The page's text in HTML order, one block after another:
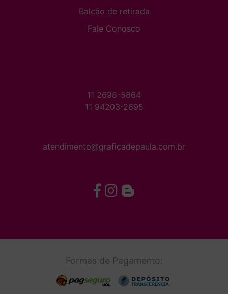
Balcão de retirada
Fale Conosco
11 2698-5864
11 94203-2695
atendimento@graficadepaula.com.br
Formas de Pagamento: